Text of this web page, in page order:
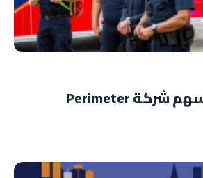
تراجع حاد في أسهم شركة Perimeter